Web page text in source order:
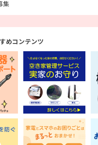
集
めコンテンツ